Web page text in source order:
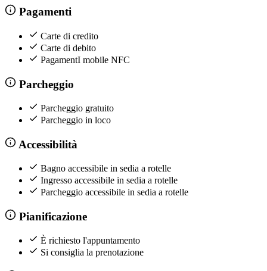
Pagamenti
Carte di credito
Carte di debito
PagamentI mobile NFC
Parcheggio
Parcheggio gratuito
Parcheggio in loco
Accessibilità
Bagno accessibile in sedia a rotelle
Ingresso accessibile in sedia a rotelle
Parcheggio accessibile in sedia a rotelle
Pianificazione
È richiesto l'appuntamento
Si consiglia la prenotazione